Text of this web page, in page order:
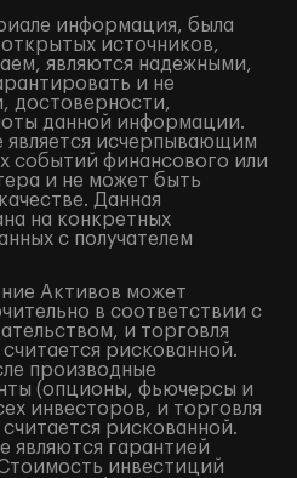
информация, была
открытых источников,
являются надежными,
и не
достоверности,
данной информации.
является исчерпывающим
событий финансового или
и не может быть
Данная
на конкретных
с получателем
Активов может
в соответствии с
и торговля
рискованной.
производные
(опционы, фьючерсы и
инвесторов, и торговля
рискованной.
являются гарантией
инвестиций